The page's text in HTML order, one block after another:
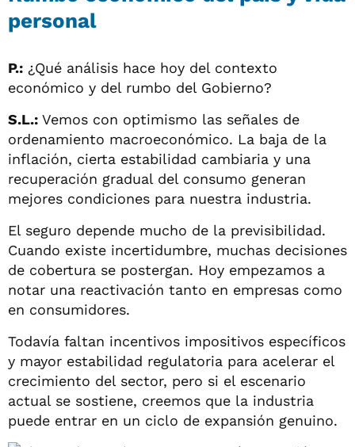
personal
P.: ¿Qué análisis hace hoy del contexto
económico y del rumbo del Gobierno?
S.L.: Vemos con optimismo las señales de
ordenamiento macroeconómico. La baja de la
inflación, cierta estabilidad cambiaria y una
recuperación gradual del consumo generan
mejores condiciones para nuestra industria.
El seguro depende mucho de la previsibilidad.
Cuando existe incertidumbre, muchas decisiones
de cobertura se postergan. Hoy empezamos a
notar una reactivación tanto en empresas como
en consumidores.
Todavía faltan incentivos impositivos específicos
y mayor estabilidad regulatoria para acelerar el
crecimiento del sector, pero si el escenario
actual se sostiene, creemos que la industria
puede entrar en un ciclo de expansión genuino.